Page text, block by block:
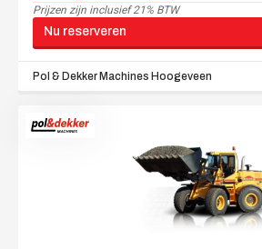
Prijzen zijn inclusief 21% BTW
Nu reserveren
Pol & Dekker Machines Hoogeveen